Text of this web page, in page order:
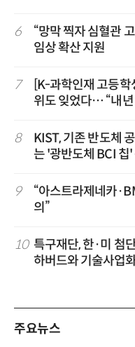
6
“망막 찍자 심혈관
임상 확산 지원
7
[K-과학인재 고등
위도 잊었다… “내
8
KIST, 기존 반도체
는 '광반도체 BCI 칩'
9
“아스트라제네카
의”
10 특구재단, 한·미 첨
하버드와 기술사업
주요뉴스